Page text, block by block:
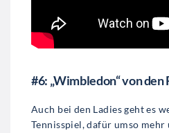
#6: „Wimbledon“ von
Auch bei den Ladies geht es
Tennisspiel, dafür umso mehr